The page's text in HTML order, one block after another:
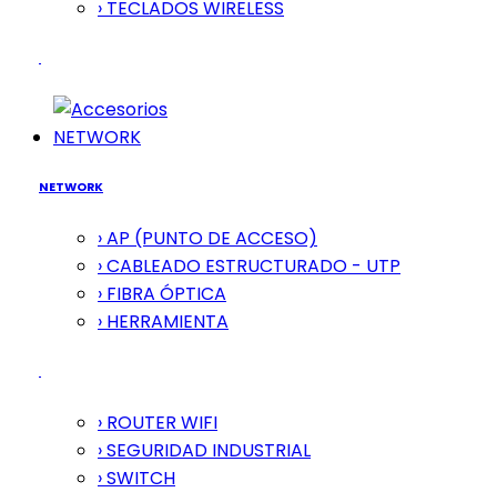
› TECLADOS WIRELESS
NETWORK
NETWORK
› AP (PUNTO DE ACCESO)
› CABLEADO ESTRUCTURADO - UTP
› FIBRA ÓPTICA
› HERRAMIENTA
› ROUTER WIFI
› SEGURIDAD INDUSTRIAL
› SWITCH